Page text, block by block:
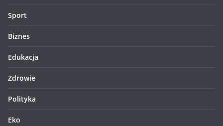
Sport
Biznes
Edukacja
Zdrowie
Polityka
Eko